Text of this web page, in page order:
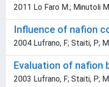
2011 Lo Faro M.; Minutoli
Influence of nafion
2004 Lufrano, F; Staiti, P;
Evaluation of nafion
2003 Lufrano, F; Staiti, P;